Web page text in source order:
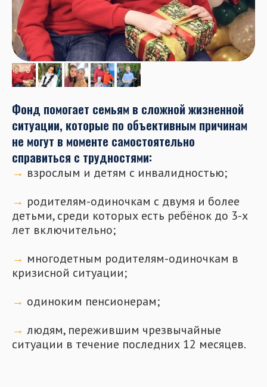
Фонд помогает семьям в сложной жизненной
ситуации, которые по объективным причинам
не могут в моменте самостоятельно
справиться с трудностями:
→взрослым и детям с инвалидностью;
⠀
→родителям-одиночкам с двумя и более
детьми, среди которых есть ребёнок до 3-х
⠀
→многодетным родителям-одиночкам в
кризисной ситуации;
→ одиноким пенсионерам;
ситуации в течение последних 12 месяцев.